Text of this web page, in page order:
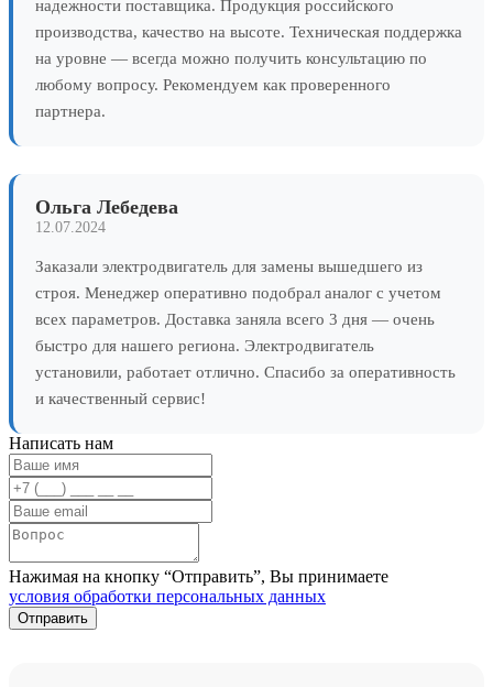
надежности поставщика. Продукция российского
производства, качество на высоте. Техническая поддержка
на уровне — всегда можно получить консультацию по
любому вопросу. Рекомендуем как проверенного
партнера.
Ольга Лебедева
12.07.2024
Заказали электродвигатель для замены вышедшего из
строя. Менеджер оперативно подобрал аналог с учетом
всех параметров. Доставка заняла всего 3 дня — очень
быстро для нашего региона. Электродвигатель
установили, работает отлично. Спасибо за оперативность
и качественный сервис!
Написать нам
Нажимая на кнопку “Отправить”, Вы принимаете
условия обработки персональных данных